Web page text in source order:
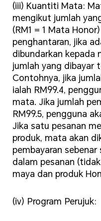
(iii) Kuantiti Mata:
mengikut jumlah
(RM1 = 1 Mata
penghantaran, jika
dibundarkan kepada
jumlah yang dibayar
Contohnya, jika
ialah RM99.4,
mata. Jika jumlah
RM99.5, pengguna
Jika satu pesanan
produk, mata akan
pembayaran
dalam pesanan
maya dan produk
(iv) Program Perujuk: